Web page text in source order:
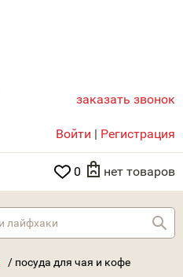
заказать звонок
Войти | Регистрация
0 нет товаров
/ посуда для чая и кофе